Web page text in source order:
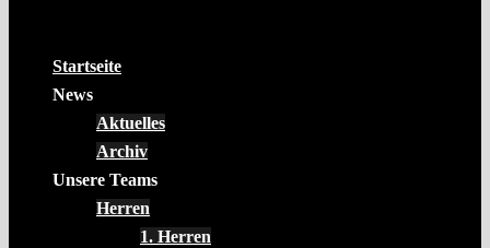
Startseite
News
Aktuelles
Archiv
Unsere Teams
Herren
1. Herren